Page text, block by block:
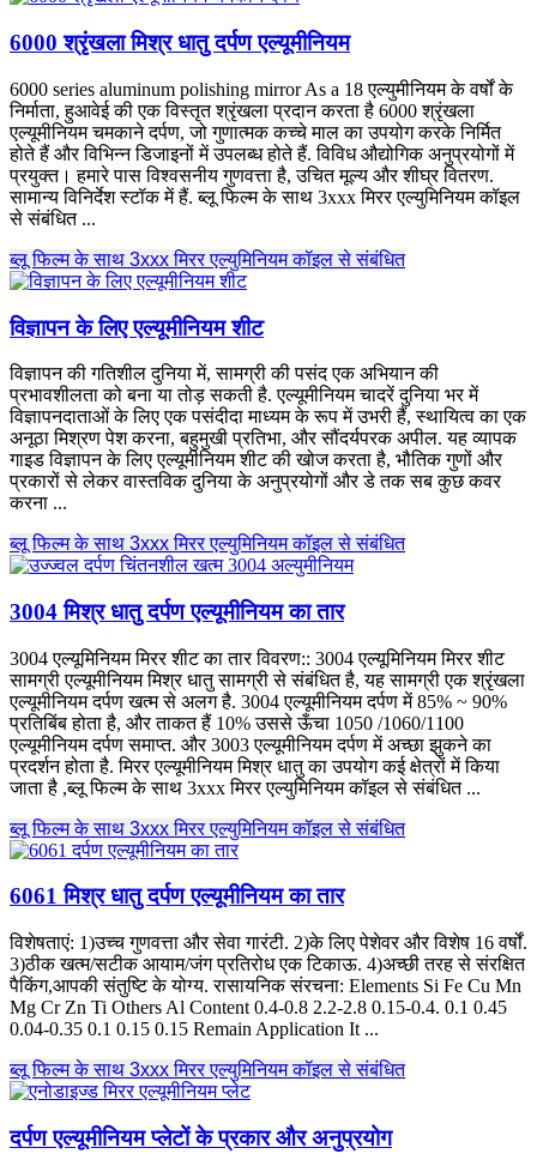
6000 श्रृंखला मिश्र धातु दर्पण एल्यूमीनियम
6000 series aluminum polishing mirror As a 18 एल्युमीनियम के वर्षों के
निर्माता, हुआवेई की एक विस्तृत श्रृंखला प्रदान करता है 6000 श्रृंखला
एल्यूमीनियम चमकाने दर्पण, जो गुणात्मक कच्चे माल का उपयोग करके निर्मित
होते हैं और विभिन्न डिजाइनों में उपलब्ध होते हैं. विविध औद्योगिक अनुप्रयोगों में
प्रयुक्त। हमारे पास विश्वसनीय गुणवत्ता है, उचित मूल्य और शीघ्र वितरण.
सामान्य विनिर्देश स्टॉक में हैं. ब्लू फिल्म के साथ 3xxx मिरर एल्युमिनियम कॉइल
से संबंधित ...
ब्लू फिल्म के साथ 3xxx मिरर एल्युमिनियम कॉइल से संबंधित
विज्ञापन के लिए एल्यूमीनियम शीट
विज्ञापन की गतिशील दुनिया में, सामग्री की पसंद एक अभियान की
प्रभावशीलता को बना या तोड़ सकती है. एल्यूमीनियम चादरें दुनिया भर में
विज्ञापनदाताओं के लिए एक पसंदीदा माध्यम के रूप में उभरी हैं, स्थायित्व का एक
अनूठा मिश्रण पेश करना, बहुमुखी प्रतिभा, और सौंदर्यपरक अपील. यह व्यापक
गाइड विज्ञापन के लिए एल्यूमीनियम शीट की खोज करता है, भौतिक गुणों और
प्रकारों से लेकर वास्तविक दुनिया के अनुप्रयोगों और डे तक सब कुछ कवर
करना ...
ब्लू फिल्म के साथ 3xxx मिरर एल्युमिनियम कॉइल से संबंधित
3004 मिश्र धातु दर्पण एल्यूमीनियम का तार
3004 एल्यूमिनियम मिरर शीट का तार विवरण:: 3004 एल्यूमिनियम मिरर शीट
सामग्री एल्यूमीनियम मिश्र धातु सामग्री से संबंधित है, यह सामग्री एक श्रृंखला
एल्यूमीनियम दर्पण खत्म से अलग है. 3004 एल्यूमीनियम दर्पण में 85% ~ 90%
प्रतिबिंब होता है, और ताकत हैं 10% उससे ऊँचा 1050 /1060/1100
एल्यूमीनियम दर्पण समाप्त. और 3003 एल्यूमीनियम दर्पण में अच्छा झुकने का
प्रदर्शन होता है. मिरर एल्यूमीनियम मिश्र धातु का उपयोग कई क्षेत्रों में किया
जाता है ,ब्लू फिल्म के साथ 3xxx मिरर एल्युमिनियम कॉइल से संबंधित ...
ब्लू फिल्म के साथ 3xxx मिरर एल्युमिनियम कॉइल से संबंधित
6061 मिश्र धातु दर्पण एल्यूमीनियम का तार
विशेषताएं: 1)उच्च गुणवत्ता और सेवा गारंटी. 2)के लिए पेशेवर और विशेष 16 वर्षों.
3)ठीक खत्म/सटीक आयाम/जंग प्रतिरोध एक टिकाऊ. 4)अच्छी तरह से संरक्षित
पैकिंग,आपकी संतुष्टि के योग्य. रासायनिक संरचना: Elements Si Fe Cu Mn
Mg Cr Zn Ti Others Al Content 0.4-0.8 2.2-2.8 0.15-0.4. 0.1 0.45
0.04-0.35 0.1 0.15 0.15 Remain Application It ...
ब्लू फिल्म के साथ 3xxx मिरर एल्युमिनियम कॉइल से संबंधित
दर्पण एल्यूमीनियम प्लेटों के प्रकार और अनुप्रयोग